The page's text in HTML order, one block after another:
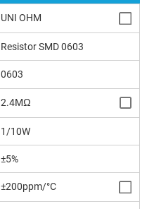
UNI OHM
Resistor SMD 0603
0603
2.4MΩ
1/10W
±5%
±200ppm/°C